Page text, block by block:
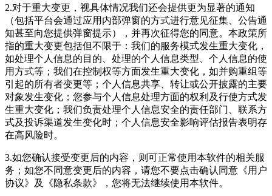
2.对于重大变更，视具体情况我们还会提供更为显著的通知
（包括平台会通过应用内部弹窗的方式进行意见征集、公告通
知甚至向您提供弹窗提示），并再次征得您的同意。本政策所
指的重大变更包括但不限于：我们的服务模式发生重大变化，
如处理个人信息的目的、处理的个人信息类型、个人信息的使
用方式等；我们在控制权等方面发生重大变化，如并购重组等
引起的所有者变更等；个人信息共享、转让或公开披露的主要
对象发生变化；您参与个人信息处理方面的权利及行使方式发
生重大变化；我们负责处理个人信息安全的责任部门、联系方
式及投诉渠道发生变化时；个人信息安全影响评估报告表明存
在高风险时。
3.如您确认接受变更后的内容，则可正常使用本软件的相关服
务；如您不同意变更后的内容，请您不要点击确认同意《用户
协议》及《隐私条款》，您将无法继续使用本软件。